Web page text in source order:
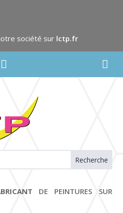
société sur lctp.fr
 
Recherche
DE PEINTURES SUR